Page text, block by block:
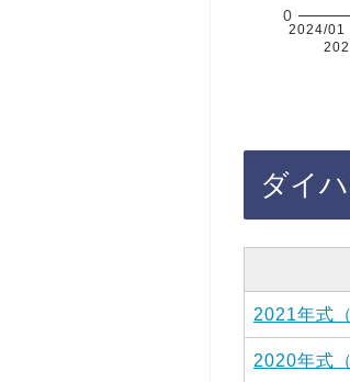
2024/01
0
ダイ
2021年式
2020年式